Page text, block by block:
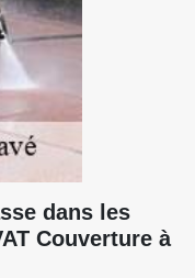
dans les
Couverture à